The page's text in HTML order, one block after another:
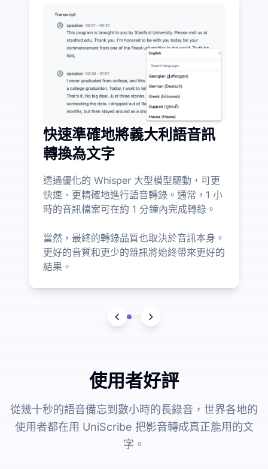
UniScribe 每月提供 120 分鐘的免費轉錄服務，每日
更多 AI 功能超越語音轉文字
自動從音訊和影片檔案中生成摘要、心智圖和重點，
快速準確地將義大利語音訊
轉換為文字
透過優化的 Whisper 大型模型驅動，可更
快速、更精確地進行語音轉錄。通常，1 小
時的音訊檔案可在約 1 分鐘內完成轉錄。
當然，最終的轉錄品質也取決於音訊本身。
更好的音質和更少的雜訊將始終帶來更好的
結果。
使用者好評
從幾十秒的語音備忘到數小時的長錄音，世界各地的
使用者都在用 UniScribe 把影音轉成真正能用的文
字。